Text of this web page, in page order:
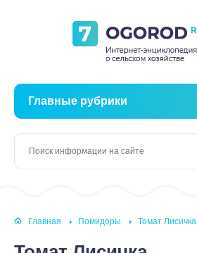
Главные рубрики
Главная Помидоры Томат Лисичка